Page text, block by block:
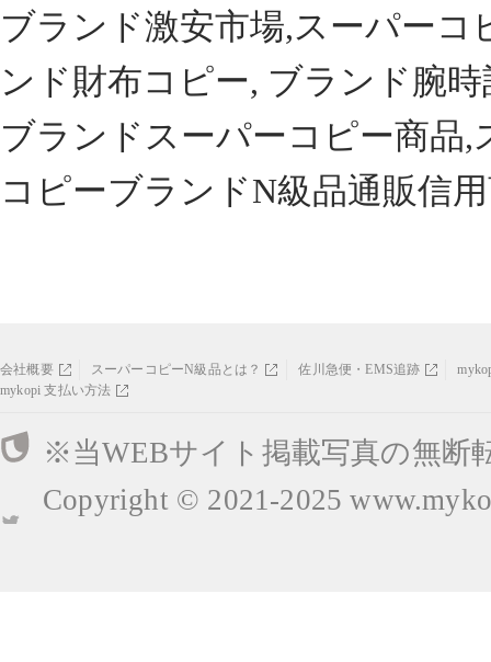
ブランド激安市場,スーパー
ンド財布コピー, ブランド腕
ブランドスーパーコピー商品
コピーブランドN級品通販信
会社概要 スーパーコピーN級品とは？ 佐川急便・EMS追跡
mykopi 支払い方法
※当WEBサイト掲載写真の無断
Copyright © 2021-2025